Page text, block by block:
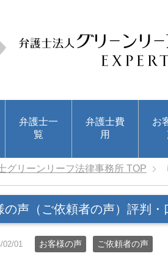
弁護士一
覧
弁護士費
用
お
グリーンリーフ法律事務所 TOP
の声（ご依頼者の声）評判・
02/01 お客様の声 ご依頼者の声